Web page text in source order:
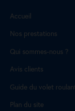
Accueil
Nos prestations
Qui sommes-nous ?
Avis clients
Guide du volet
Plan du site